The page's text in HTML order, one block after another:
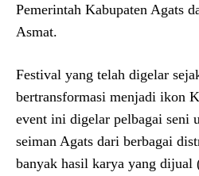
Pemerintah Kabupaten Agats
Asmat.
Festival yang telah digelar
bertransformasi menjadi ikon
event ini digelar pelbagai seni
seiman Agats dari berbagai
banyak hasil karya yang dijual